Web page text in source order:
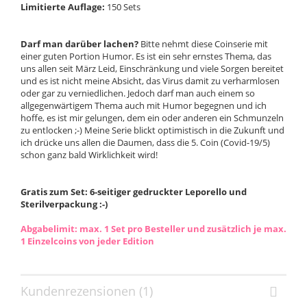
Limitierte Auflage: 150 Sets
Darf man darüber lachen? Bitte nehmt diese Coinserie mit
einer guten Portion Humor. Es ist ein sehr ernstes Thema, das
uns allen seit März Leid, Einschränkung und viele Sorgen bereitet
und es ist nicht meine Absicht, das Virus damit zu verharmlosen
oder gar zu verniedlichen. Jedoch darf man auch einem so
allgegenwärtigem Thema auch mit Humor begegnen und ich
hoffe, es ist mir gelungen, dem ein oder anderen ein Schmunzeln
zu entlocken ;-) Meine Serie blickt optimistisch in die Zukunft und
ich drücke uns allen die Daumen, dass die 5. Coin (Covid-19/5)
schon ganz bald Wirklichkeit wird!
Gratis zum Set: 6-seitiger gedruckter Leporello und
Sterilverpackung :-)
Abgabelimit: max. 1 Set pro Besteller und zusätzlich je max.
1 Einzelcoins von jeder Edition
Kundenrezensionen (1)